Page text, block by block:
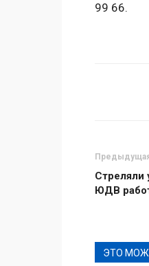
99 66.
Стреляли
ЮДВ
ЭТО